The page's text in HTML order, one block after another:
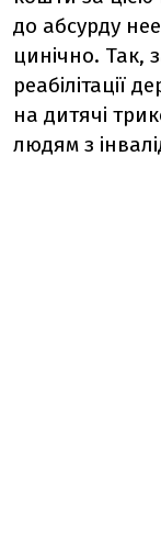
до абсурду
цинічно. Так,
реабілітації
на дитячі
людям з